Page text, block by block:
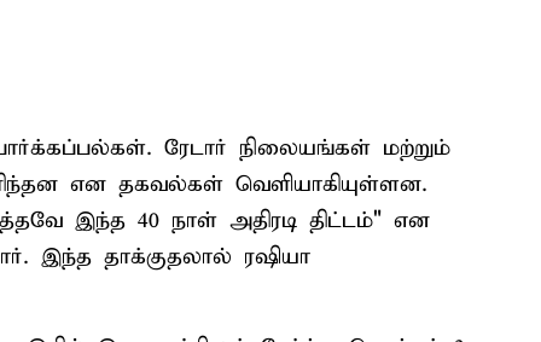
ரேடார் நிலையங்கள் மற்றும்
என தகவல்கள் வெளியாகியுள்ளன.
இந்த 40 நாள் அதிரடி திட்டம்" என
இந்த தாக்குதலால் ரஷியா